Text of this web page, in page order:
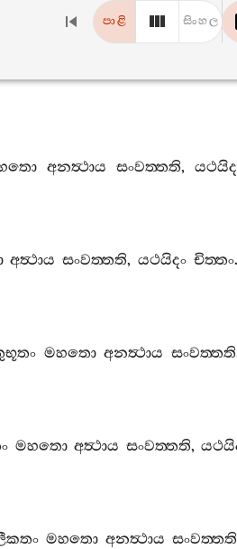
පාළි සිංහල
අනත්‍ථාය සංවත‍්තති,
අත්‍ථාය සංවත‍්තති, යථයිදං චිත‍්තං
මහතො අනත්‍ථාය සංවත‍්තති
මහතො අත්‍ථාය සංවත‍්තති,
මහතො අනත්‍ථාය සංවත‍්තති